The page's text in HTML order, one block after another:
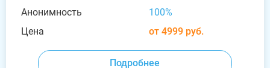
Анонимность
100%
Цена
от 4999 руб.
Подробнее